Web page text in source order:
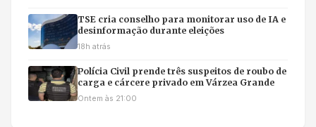
TSE cria conselho para monitorar uso de IA e
desinformação durante eleições
18h atrás
Polícia Civil prende três suspeitos de roubo de
carga e cárcere privado em Várzea Grande
Ontem às 21:00